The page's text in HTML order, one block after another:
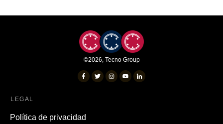
©2026, Tecno Group
LEGAL
Política de privacidad